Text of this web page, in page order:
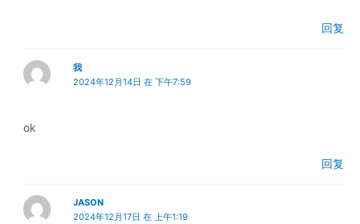
回复
我
2024年12月14日 在 下午7:59
ok
回复
JASON
2024年12月17日 在 上午1:19